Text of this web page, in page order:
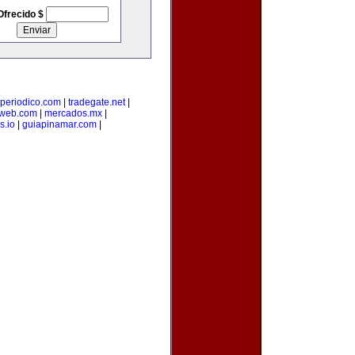
$
| tradegate.net|
| mercados.mx|
| guiapinamar.com|